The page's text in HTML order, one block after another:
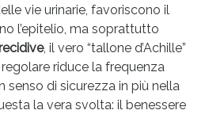
vie urinarie, favoriscono il
l’epitelio, ma soprattutto
, il vero “tallone d’Achille”
regolare riduce la frequenza
senso di sicurezza in più nella
la vera svolta: il benessere
le offerte di Oggi